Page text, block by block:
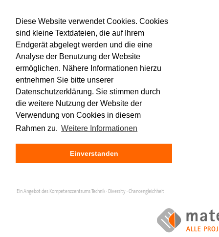
Diese Website verwendet Cookies. Cookies
sind kleine Textdateien, die auf Ihrem
Endgerät abgelegt werden und die eine
Analyse der Benutzung der Website
ermöglichen. Nähere Informationen hierzu
entnehmen Sie bitte unserer
Datenschutzerklärung. Sie stimmen durch
die weitere Nutzung der Website der
Verwendung von Cookies in diesem
Rahmen zu. Weitere Informationen
Einverstanden
Ein Angebot des Kompetenzzentrums Technik · Diversity · Chancengleichheit